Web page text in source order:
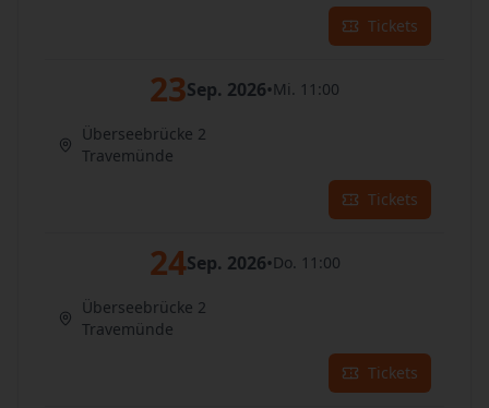
Tickets
23Sep. 2026•Mi. 11:00
Überseebrücke 2
Travemünde
Tickets
24Sep. 2026•Do. 11:00
Überseebrücke 2
Travemünde
Tickets